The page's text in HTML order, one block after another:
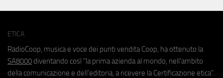
ETICA
RadioCoop, musica e voce dei punti vendita Coop, ha ottenuto la
SA8000 diventando così "la prima azienda al mondo, nell'ambito
della comunicazione e dell'editoria, a ricevere la Certificazione etica".